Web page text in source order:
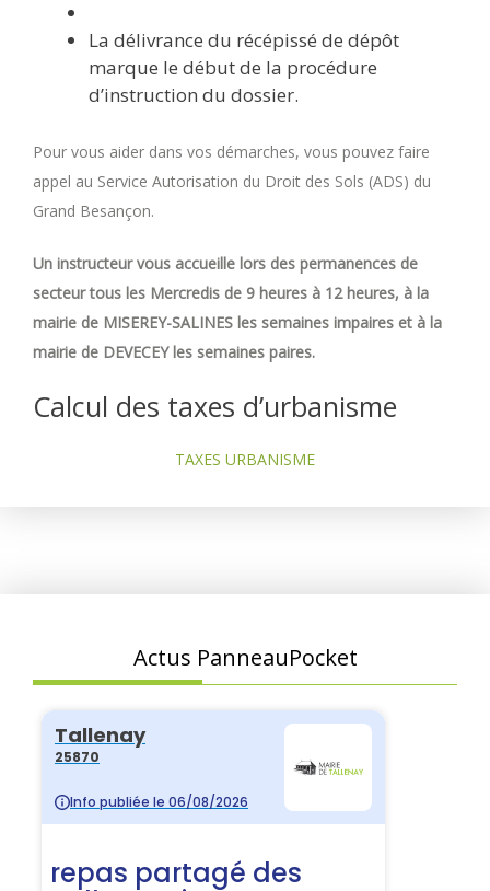
La délivrance du récépissé de dépôt
marque le début de la procédure
d’instruction du dossier.
Pour vous aider dans vos démarches, vous pouvez faire
appel au Service Autorisation du Droit des Sols (ADS) du
Grand Besançon.
Un instructeur vous accueille lors des permanences de
secteur tous les Mercredis de 9 heures à 12 heures, à la
mairie de MISEREY-SALINES les semaines impaires et à la
mairie de DEVECEY les semaines paires.
Calcul des taxes d’urbanisme
TAXES URBANISME
Actus PanneauPocket